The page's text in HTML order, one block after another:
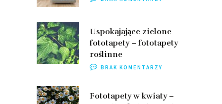
Uspokajające zielone
fototapety – fototapety
roślinne
BRAK KOMENTARZY
Fototapety w kwiaty –